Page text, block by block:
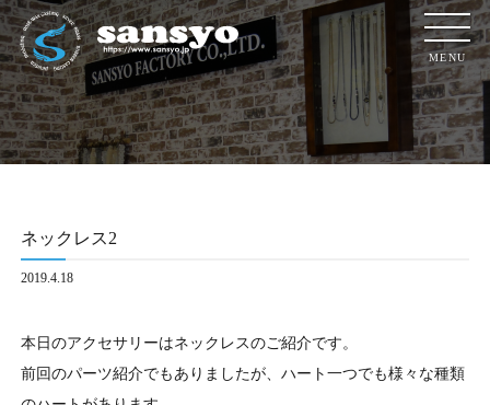
MENU
ネックレス2
2019.4.18
本日のアクセサリーはネックレスのご紹介です。
前回のパーツ紹介でもありましたが、ハート一つでも様々な種類